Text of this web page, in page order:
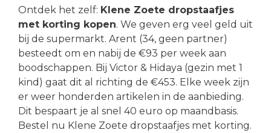
Ontdek het zelf: Klene Zoete dropstaafjes
met korting kopen. We geven erg veel geld uit
bij de supermarkt. Arent (34, geen partner)
besteedt om en nabij de €93 per week aan
boodschappen. Bij Victor & Hidaya (gezin met 1
kind) gaat dit al richting de €453. Elke week zijn
er weer honderden artikelen in de aanbieding.
Dit bespaart je al snel 40 euro op maandbasis.
Bestel nu Klene Zoete dropstaafjes met korting.